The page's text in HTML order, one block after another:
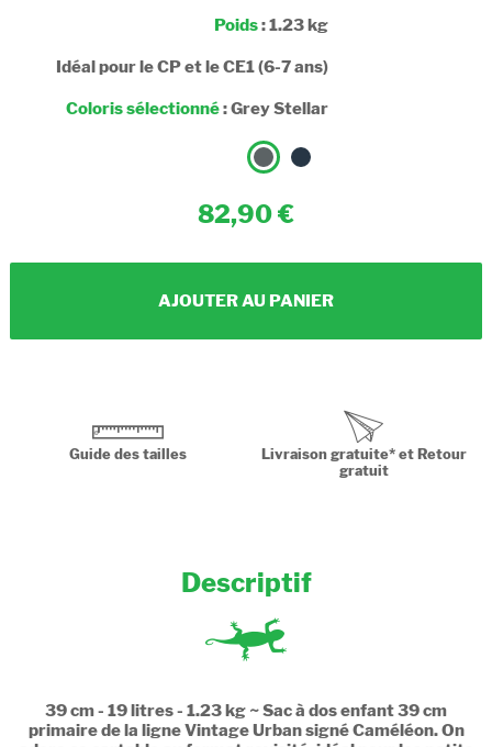
Poids: 1.23 kg
Idéal pour le CP et le CE1 (6-7 ans)
Coloris sélectionné:Grey Stellar
82,90
AJOUTER AU PANIER
Guide des tailles
Livraison gratuite* et Retour
gratuit
Descriptif
39 cm - 19 litres - 1.23 kg ~ Sac à dos enfant 39 cm
primaire de la ligne Vintage Urban signé Caméléon. On